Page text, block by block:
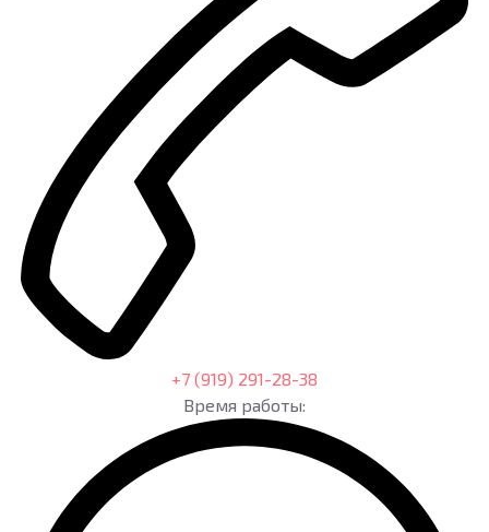
+7 (919) 291-28-38
Время работы: